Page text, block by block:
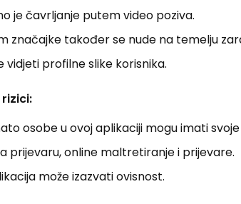
je čavrljanje putem video poziva.
značajke također se nude na temelju
vidjeti profilne slike korisnika.
osobe u ovoj aplikaciji mogu imati svoje
prijevaru, online maltretiranje i prijevare.
može izazvati ovisnost.